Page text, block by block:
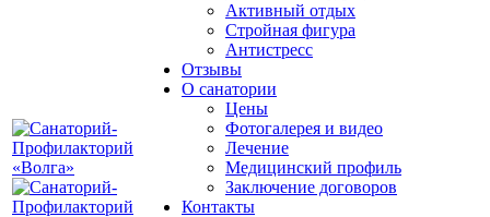
Активный отдых
Стройная фигура
Антистресс
Отзывы
О санатории
Цены
Фотогалерея и видео
Лечение
Медицинский профиль
Заключение договоров
Контакты